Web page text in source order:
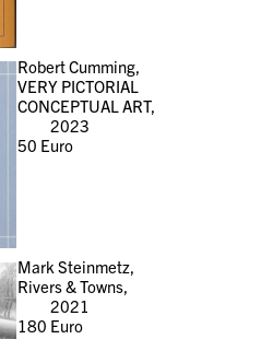
Robert Cumming,
VERY PICTORIAL
CONCEPTUAL ART,
2023
50 Euro
Mark Steinmetz,
Rivers & Towns,
2021
180 Euro